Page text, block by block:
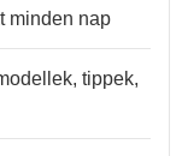
minden nap
tippek,